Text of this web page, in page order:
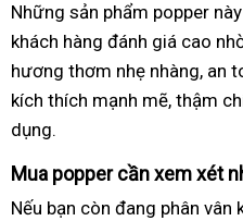
Những sản phẩm popper
khách hàng đánh giá cao
hương thơm nhẹ nhàng, an
kích thích mạnh mẽ, thậm
dụng.
Mua popper cần xem xét
Nếu bạn còn đang phân